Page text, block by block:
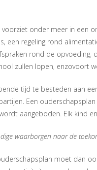
onder meer in een
een regeling rond
rond de opvoeding,
zullen lopen, enzovoort
tijd te besteden aan
Een
aangeboden. Elk kind
waarborgen naar de
moet dan